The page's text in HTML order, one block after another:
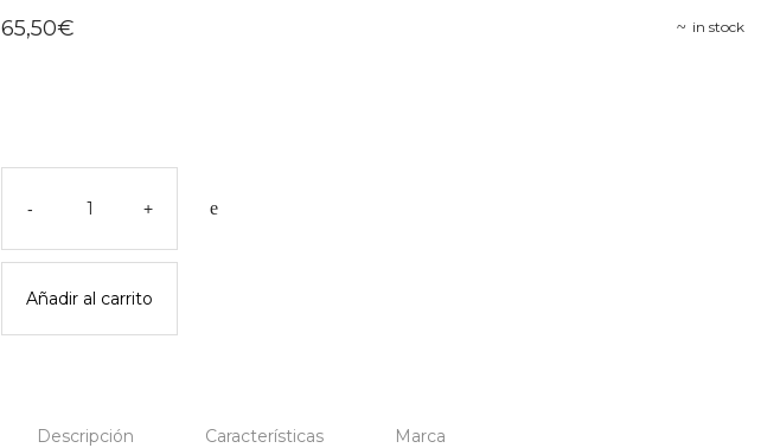
in stock
65,50€
-
-
meri
+
Añadir al carrito
Descripción Características Marca